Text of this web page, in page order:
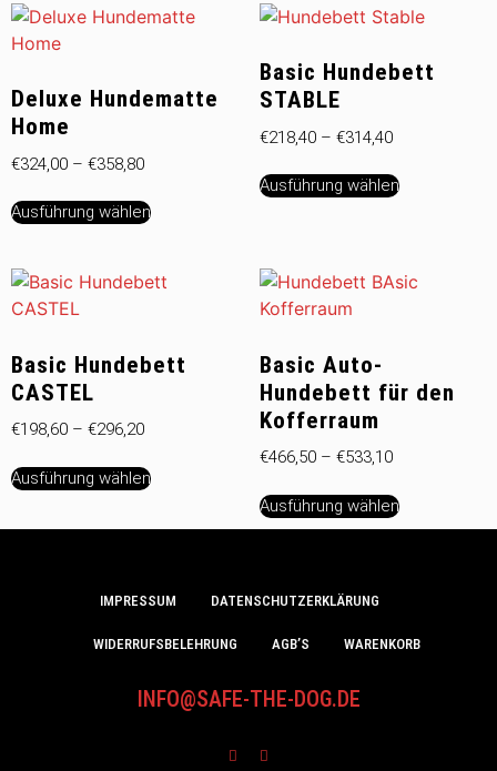
Deluxe Hundematte
Home
€324,00 – €358,80
Ausführung wählen
Basic Hundebett
STABLE
€218,40 – €314,40
Ausführung wählen
Basic Hundebett
CASTEL
€198,60 – €296,20
Ausführung wählen
Basic Auto-
Hundebett für den
Kofferraum
€466,50 – €533,10
Ausführung wählen
IMPRESSUM DATENSCHUTZERKLÄRUNG
WIDERRUFSBELEHRUNG AGB’S WARENKORB
INFO@SAFE-THE-DOG.DE